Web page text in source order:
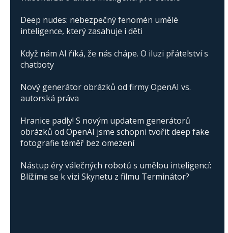
Deep nudes: nebezpečný fenomén umělé
inteligence, který zasahuje i děti
Když nám AI říká, že nás chápe. O iluzi přátelství s
chatboty
Nový generátor obrázků od firmy OpenAI vs.
autorská práva
Hranice padly! S novým updatem generátorů
obrázků od OpenAI jsme schopni tvořit deep fake
fotografie téměř bez omezení
Nástup éry válečných robotů s umělou inteligencí:
Blížíme se k vizi Skynetu z filmu Terminátor?